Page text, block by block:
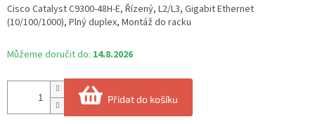
cena:
Můžeme doručit do: 14.8.2026
Přidat do košíku
Cisco Catalyst C9300-48H-E, Řízený, L2/L3, Gigabit Ethernet
(10/100/1000), Plný duplex, Montáž do racku